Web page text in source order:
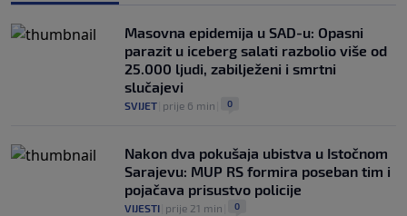
trebao uskoro stići u Madrid
5. aug. 0
Masovna epidemija u SAD-u: Opasni
parazit u iceberg salati razbolio više od
25.000 ljudi, zabilježeni i smrtni
slučajevi
SVIJET prije 6 min 0
Nakon dva pokušaja ubistva u Istočnom
Sarajevu: MUP RS formira poseban tim i
pojačava prisustvo policije
VIJESTI prije 21 min 0